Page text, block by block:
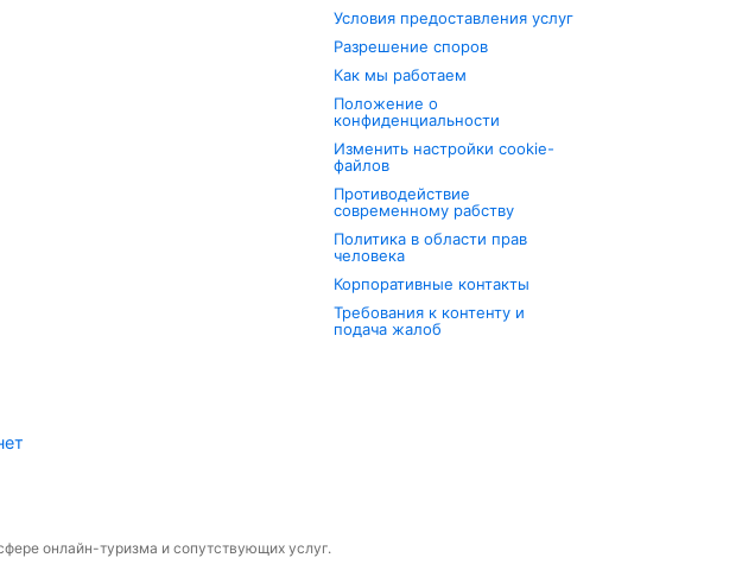
Условия предоставления услуг
Разрешение споров
Как мы работаем
Положение о
конфиденциальности
Изменить настройки cookie-
файлов
Противодействие
современному рабству
Политика в области прав
человека
Корпоративные контакты
Требования к контенту и
подача жалоб
онлайн-туризма и сопутствующих услуг.